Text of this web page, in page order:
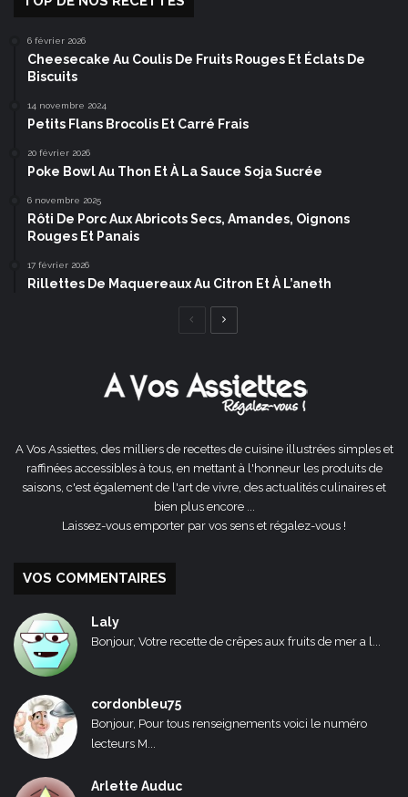
6 février 2026
Cheesecake Au Coulis De Fruits Rouges Et Éclats De
Biscuits
14 novembre 2024
Petits Flans Brocolis Et Carré Frais
20 février 2026
Poke Bowl Au Thon Et À La Sauce Soja Sucrée
6 novembre 2025
Rôti De Porc Aux Abricots Secs, Amandes, Oignons
Rouges Et Panais
17 février 2026
Rillettes De Maquereaux Au Citron Et À L’aneth
Page
A Vos Assiettes, des milliers de recettes de cuisine illustrées simples et
raffinées accessibles à tous, en mettant à l'honneur les produits de
saisons, c'est également de l'art de vivre, des actualités culinaires et
bien plus encore ...
Laissez-vous emporter par vos sens et régalez-vous !
VOS COMMENTAIRES
Laly
Bonjour, Votre recette de crêpes aux fruits de mer a l...
cordonbleu75
Bonjour, Pour tous renseignements voici le numéro
lecteurs M...
Arlette Auduc